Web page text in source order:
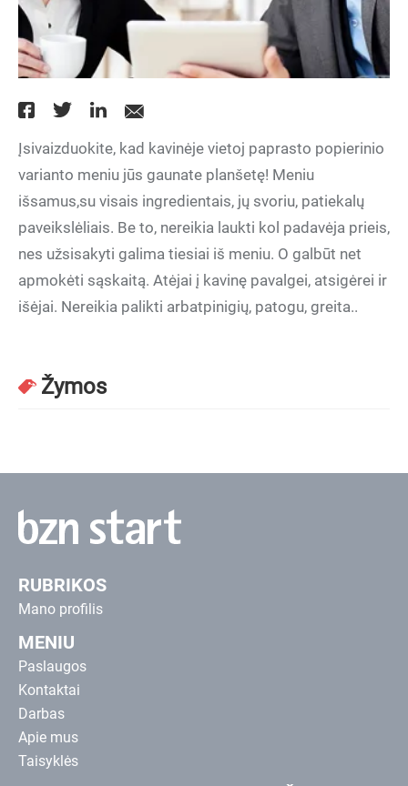
Įsivaizduokite, kad kavinėje vietoj paprasto popierinio
varianto meniu jūs gaunate planšetę! Meniu
išsamus,su visais ingredientais, jų svoriu, patiekalų
paveikslėliais. Be to, nereikia laukti kol padavėja prieis,
nes užsisakyti galima tiesiai iš meniu. O galbūt net
apmokėti sąskaitą. Atėjai į kavinę pavalgei, atsigėrei ir
išėjai. Nereikia palikti arbatpinigių, patogu, greita..
Žymos
RUBRIKOS
Mano profilis
MENIU
Paslaugos
Kontaktai
Darbas
Apie mus
Taisyklės